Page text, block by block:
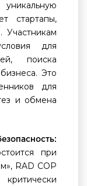
уникальную
стартапы,
Участникам
для
поиска
Это
для
и обмена
при
RAD COP